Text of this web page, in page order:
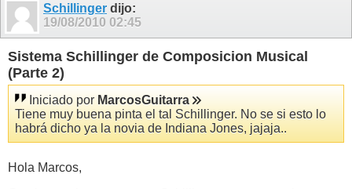
Schillinger dijo:
19/08/2010 02:45
Sistema Schillinger de Composicion Musical
(Parte 2)
Iniciado por MarcosGuitarra
Tiene muy buena pinta el tal Schillinger. No se si esto lo
habrá dicho ya la novia de Indiana Jones, jajaja..
Hola Marcos,